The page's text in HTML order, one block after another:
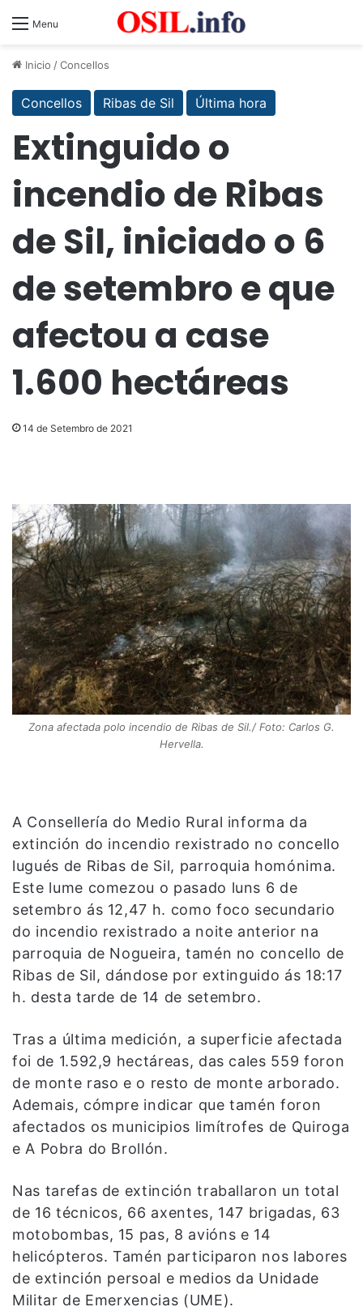
Menu
Inicio /Concellos
Concellos Ribas de Sil Última hora
Extinguido o
incendio de Ribas
de Sil, iniciado o 6
de setembro e que
afectou a case
1.600 hectáreas
14 de Setembro de 2021
Zona afectada polo incendio de Ribas de Sil./ Foto: Carlos G.
Hervella.
A Consellería do Medio Rural informa da
extinción do incendio rexistrado no concello
lugués de Ribas de Sil, parroquia homónima.
Este lume comezou o pasado luns 6 de
setembro ás 12,47 h. como foco secundario
do incendio rexistrado a noite anterior na
parroquia de Nogueira, tamén no concello de
Ribas de Sil, dándose por extinguido ás 18:17
h. desta tarde de 14 de setembro.
Tras a última medición, a superficie afectada
foi de 1.592,9 hectáreas, das cales 559 foron
de monte raso e o resto de monte arborado.
Ademais, cómpre indicar que tamén foron
afectados os municipios limítrofes de Quiroga
e A Pobra do Brollón.
Nas tarefas de extinción traballaron un total
de 16 técnicos, 66 axentes, 147 brigadas, 63
motobombas, 15 pas, 8 avións e 14
helicópteros. Tamén participaron nos labores
de extinción persoal e medios da Unidade
Militar de Emerxencias (UME).